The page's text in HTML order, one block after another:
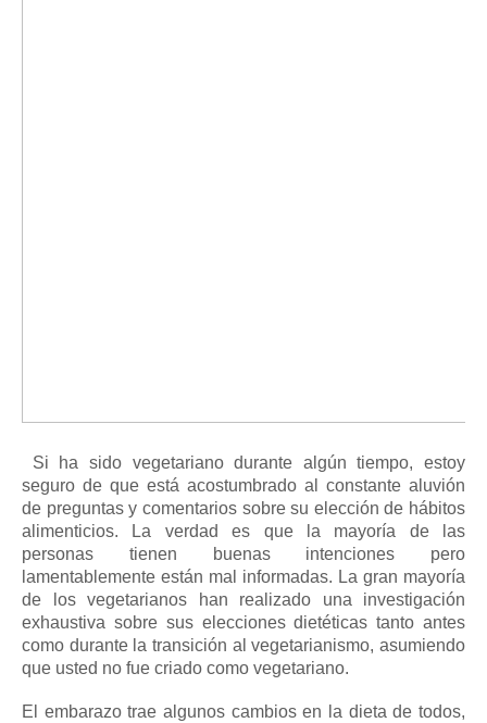
Si ha sido vegetariano durante algún tiempo, estoy
seguro de que está acostumbrado al constante aluvión
de preguntas y comentarios sobre su elección de hábitos
alimenticios.
La verdad es que la mayoría de las
personas tienen buenas intenciones pero
lamentablemente están mal informadas. La gran mayoría
de los vegetarianos han realizado una investigación
exhaustiva sobre sus elecciones dietéticas tanto antes
como durante la transición al vegetarianismo, asumiendo
que usted no fue criado como vegetariano.
El embarazo trae algunos cambios en la dieta de todos,